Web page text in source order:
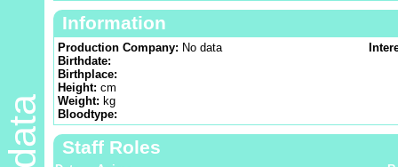
Information
Production Company: No data
Birthdate:
Birthplace:
Height: cm
Weight: kg
Bloodtype:
Staff Roles